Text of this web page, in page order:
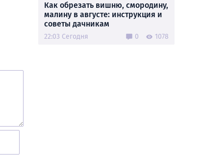
Как обрезать вишню, смородину,
малину в августе: инструкция и
советы дачникам
22:03 Сегодня 0 1078